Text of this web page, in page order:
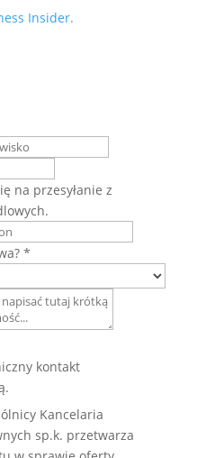
Insider.
na przesyłanie z
*
kontakt
Kancelaria
sp.k. przetwarza